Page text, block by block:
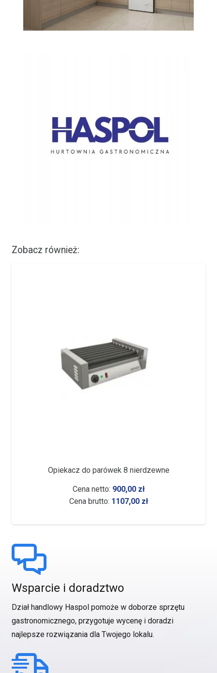
Zobacz również:
Opiekacz do parówek 8 nierdzewne
Cena netto: 900,00 zł
Cena brutto: 1107,00 zł
Wsparcie i doradztwo
Dział handlowy Haspol pomoże w doborze sprzętu
gastronomicznego, przygotuje wycenę i doradzi
najlepsze rozwiązania dla Twojego lokalu.